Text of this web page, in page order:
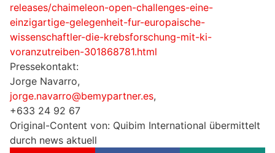
releases/chaimeleon-open-challenges-eine-
einzigartige-gelegenheit-fur-europaische-
wissenschaftler-die-krebsforschung-mit-ki-
voranzutreiben-301868781.html
Pressekontakt:
Jorge Navarro,
jorge.navarro@bemypartner.es,
+633 24 92 67
Original-Content von: Quibim International übermittelt
durch news aktuell